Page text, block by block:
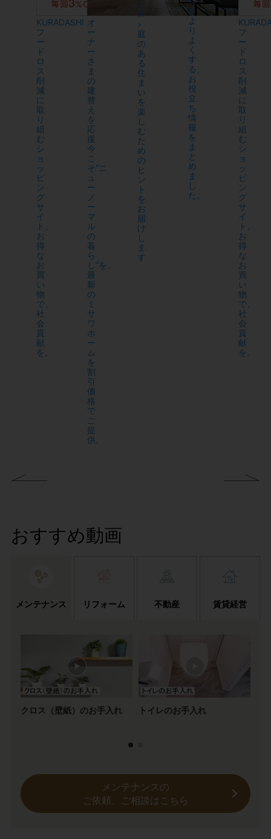
KURADASHI
フ
ー
ド
ロ
ス
削
減
に
取
り
組
む
シ
ョ
ッ
ピ
ン
グ
サ
イ
ト。
お
得
な
お
買
い
物
で、
社
会
貢
献
を。
オ
ー
ナ
ー
さ
ま
の
建
替
え
を
応
援
今
こ
そ“ニ
ュ
ー
ノ
ー
マ
ル
の
暮
ら
し”を。
最
新
の
ミ
サ
ワ
ホ
ー
ム
を
割
引
価
格
で
ご
提
供。
>
庭
の
あ
る
住
ま
い
を
楽
し
む
た
め
の
ヒ
ン
ト
を
お
届
け
し
ま
す
を
よ
り
よ
く
す
る、
お
役
立
ち
情
報
を
ま
と
め
ま
し
た。
フ
ー
ド
ロ
ス
削
減
に
取
り
組
む
シ
ョ
ッ
ピ
ン
グ
サ
イ
ト。
お
得
な
お
買
い
物
で、
社
会
貢
献
を。
おすすめ動画
メンテナンス リフォーム 不動産 賃貸経営
クロス（壁紙）のお手入れ トイレのお手入れ
メンテナンスの
ご依頼、ご相談はこちら